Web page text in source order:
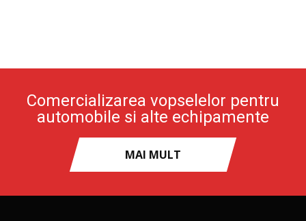
Comercializarea vopselelor pentru
automobile si alte echipamente
MAI MULT